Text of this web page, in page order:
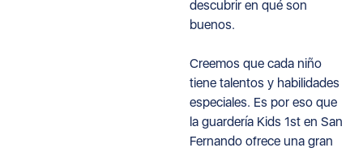
descubrir en qué son
buenos.
Creemos que cada niño
tiene talentos y habilidades
especiales. Es por eso que
la guardería Kids 1st en San
Fernando ofrece una gran